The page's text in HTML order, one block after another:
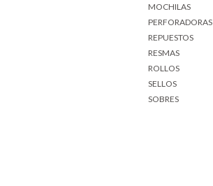
MOCHILAS
PERFORADORAS
REPUESTOS
RESMAS
ROLLOS
SELLOS
SOBRES